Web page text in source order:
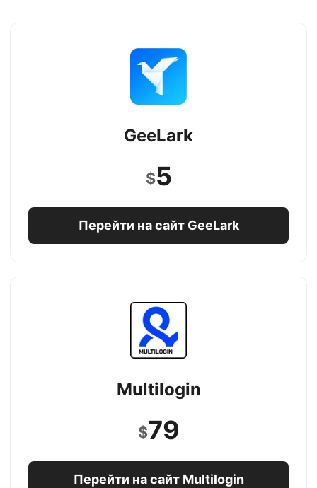
GeeLark
$5
Перейти на сайт GeeLark
Multilogin
$79
Перейти на сайт Multilogin